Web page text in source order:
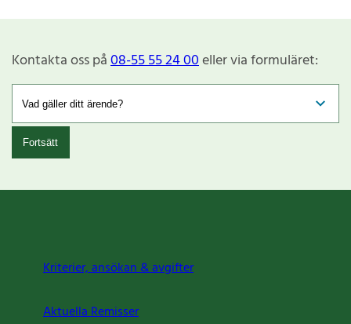
Kontakta oss på08-55 55 24 00eller via formuläret:
Fortsätt
Kriterier, ansökan & avgifter
Aktuella Remisser